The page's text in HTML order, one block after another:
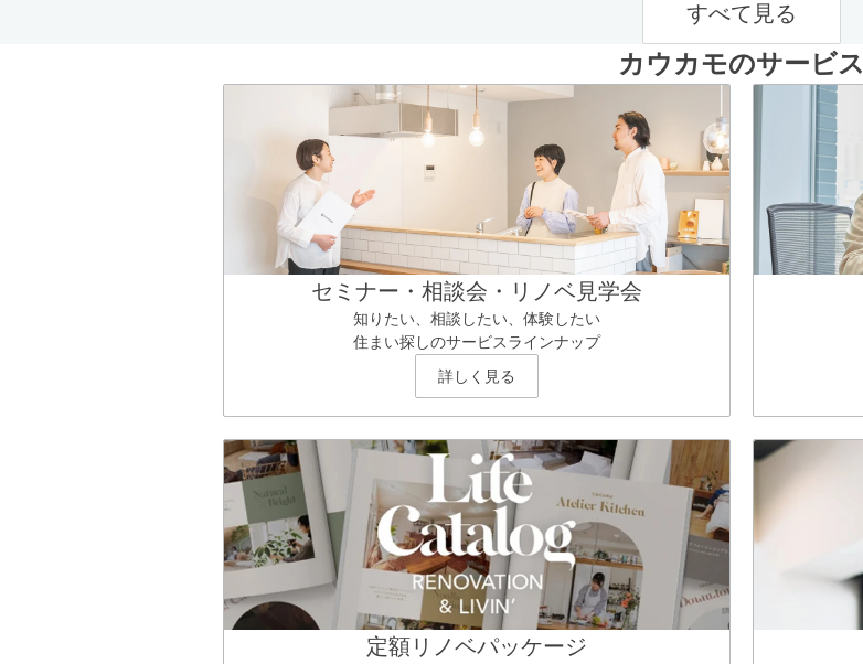
すべて見る
カウカモのサービス
セミナー・相談会・リノベ見学会
知りたい、相談したい、体験したい
住まい探しのサービスラインナップ
詳しく見る
定額リノベパッケージ